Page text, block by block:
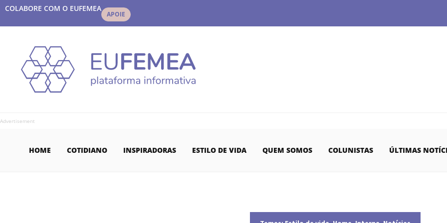
COLABORE COM O EUFEMEA
APOIE
Advertisement
HOME COTIDIANO INSPIRADORAS ESTILO DE VIDA QUEM SOMOS COLUNISTAS ÚLTIMAS